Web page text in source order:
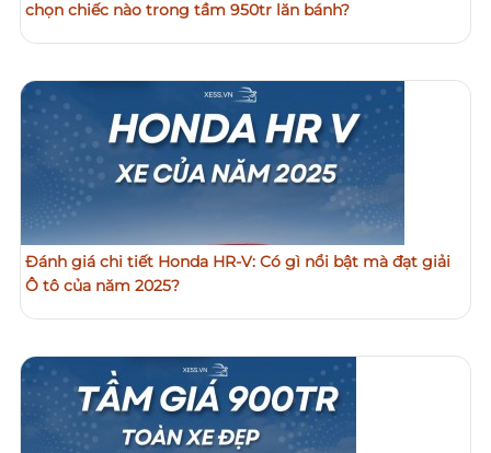
chọn chiếc nào trong tầm 950tr lăn bánh?
Đánh giá chi tiết Honda HR-V: Có gì nổi bật mà đạt giải
Ô tô của năm 2025?